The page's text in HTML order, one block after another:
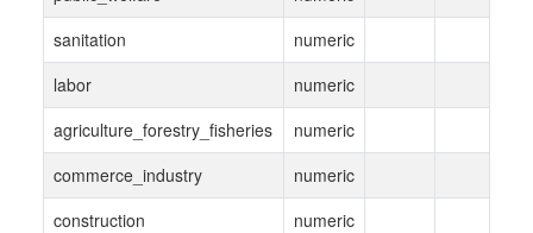
sanitation
numeric
labor
numeric
agriculture_forestry_fisheries
numeric
commerce_industry
numeric
construction
numeric